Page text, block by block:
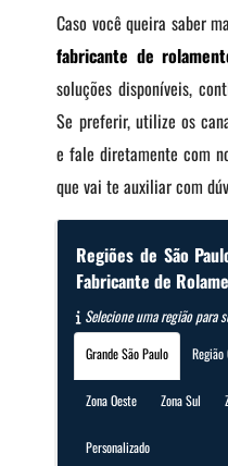
Caso você queira saber
fabricante de
soluções disponíveis,
Se preferir, utilize os
e fale diretamente com
que vai te auxiliar com
Regiões de São
Fabricante de
Selecione uma região para
Grande São Paulo
Zona Oeste Zona Sul
Personalizado